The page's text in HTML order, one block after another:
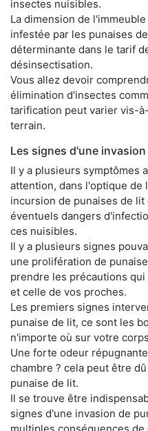
insectes nuisibles.
La dimension de
infestée par les punaises
déterminante dans le tarif
désinsectisation.
Vous allez devoir
élimination d'insectes
tarification peut varier vis-
terrain.
Les signes d'une
Il y a plusieurs symptômes
attention, dans l'optique de
incursion de punaises de
éventuels dangers
ces nuisibles.
Il y a plusieurs signes
une prolifération de
prendre les précautions
et celle de vos proches.
Les premiers signes
punaise de lit, ce sont les
n'importe où sur votre
Une forte odeur
chambre ? cela peut être
punaise de lit.
Il se trouve être
signes d'une invasion de